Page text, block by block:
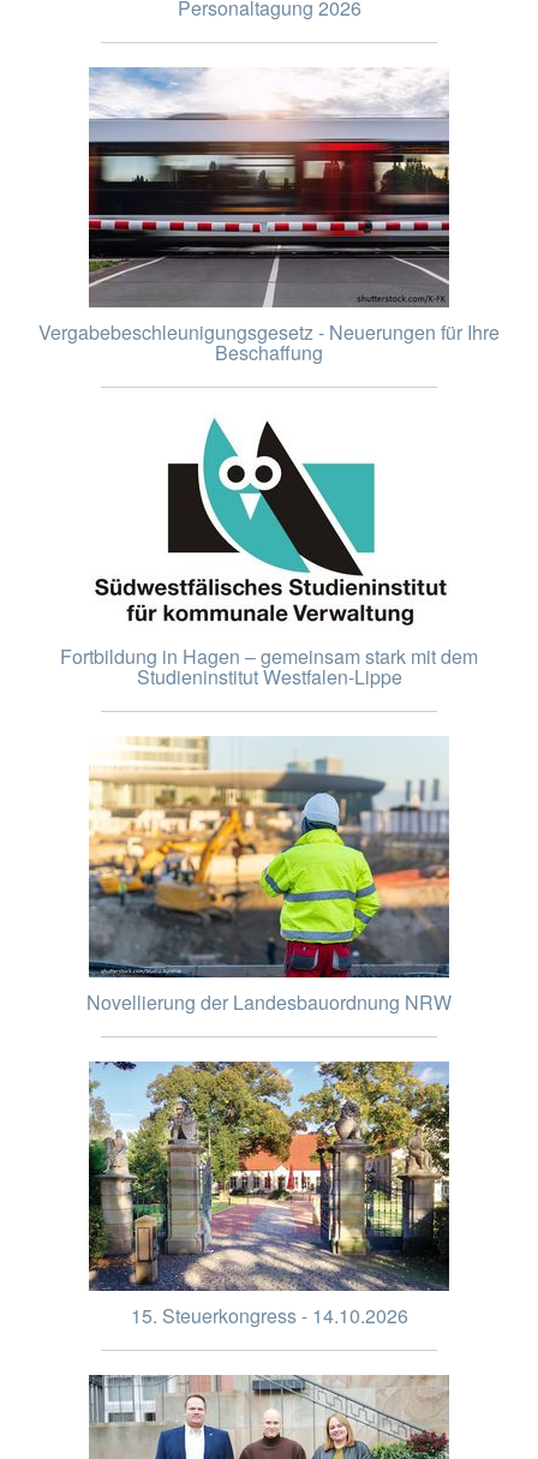
Personaltagung 2026
Vergabebeschleunigungsgesetz - Neuerungen für Ihre
Beschaffung
Fortbildung in Hagen – gemeinsam stark mit dem
Studieninstitut Westfalen-Lippe
Novellierung der Landesbauordnung NRW
15. Steuerkongress - 14.10.2026